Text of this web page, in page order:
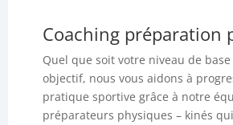
Coaching préparation
Quel que soit votre niveau de
objectif, nous vous aidons à
pratique sportive grâce à notre
préparateurs physiques – kinés